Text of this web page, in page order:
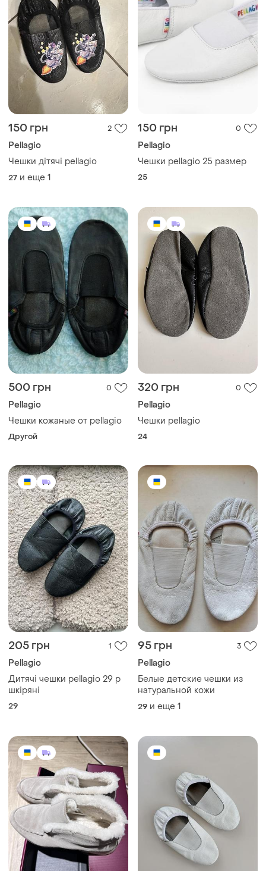
150 грн 2
Pellagio
Чешки дітячі pellagio
27 и еще 1
150 грн 0
Pellagio
Чешки pellagio 25 размер
25
500 грн 0
Pellagio
Чешки кожаные от pellagio
Другой
320 грн 0
Pellagio
Чешки pellagio
24
205 грн 1
Pellagio
Дитячі чешки pellagio 29 р
шкіряні
29
95 грн 3
Pellagio
Белые детские чешки из
натуральной кожи
29 и еще 1